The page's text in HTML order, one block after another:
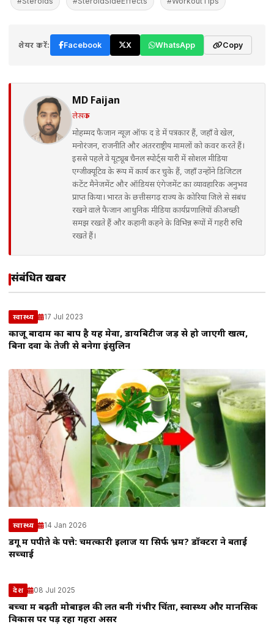
शेयर करें: Facebook X WhatsApp Copy
MD Faijan
लेखक
मोहम्मद फैजान न्यूज़ ऑफ द डे में पत्रकार हैं, जहाँ वे खेल,
मनोरंजन, राजनीति और अंतरराष्ट्रीय मामलों को कवर करते हैं।
इससे पहले वे यूट्यूब चैनल स्पोर्ट्स यारी में सोशल मीडिया
एग्जीक्यूटिव के रूप में कार्य कर चुके हैं, जहाँ उन्होंने डिजिटल
कंटेंट मैनेजमेंट और ऑडियंस एंगेजमेंट का व्यावहारिक अनुभव
प्राप्त किया। भारत के छत्तीसगढ़ राज्य के कोरिया जिले से संबंध
रखने वाले फैजान आधुनिक मीडिया कार्यप्रणालियों की अच्छी
समझ रखते हैं और कहानी कहने के विभिन्न रूपों में गहरी रुचि
रखते हैं।
संबंधित खबरें
स्वास्थ्य 17 Jul 2023
काजू बादाम का बाप है यह मेवा, डायबिटीज जड़ से हो जाएगी खत्म,
बिना दवा के तेजी से बनेगा इंसुलिन
स्वास्थ्य 14 Jan 2026
डेंगू में पपीते के पत्ते: चमत्कारी इलाज या सिर्फ भ्रम? डॉक्टरों ने बताई
सच्चाई
देश 08 Jul 2025
बच्चों में बढ़ती मोबाइल की लत बनी गंभीर चिंता, स्वास्थ्य और मानसिक
विकास पर पड़ रहा गहरा असर